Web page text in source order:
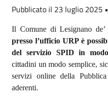
Pubblicato il 23 luglio 2025 •
Il Comune di Lesignano
presso l’ufficio URP è
del servizio SPID in
cittadini un modo semplice,
servizi online della
aderenti.